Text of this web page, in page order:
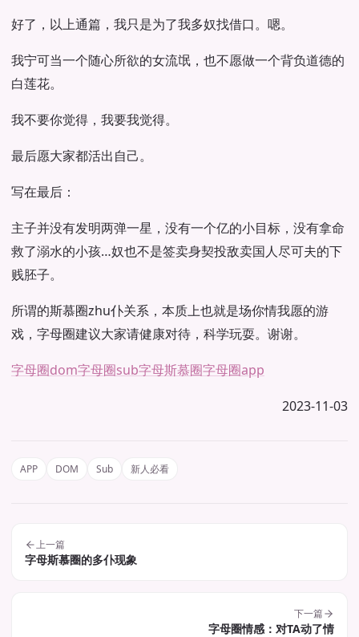
好了，以上通篇，我只是为了我多奴找借口。嗯。
我宁可当一个随心所欲的女流氓，也不愿做一个背负道德的
白莲花。
我不要你觉得，我要我觉得。
最后愿大家都活出自己。
写在最后：
主子并没有发明两弹一星，没有一个亿的小目标，没有拿命
救了溺水的小孩…奴也不是签卖身契投敌卖国人尽可夫的下
贱胚子。
所谓的斯慕圈zhu仆关系，本质上也就是场你情我愿的游
戏，字母圈建议大家请健康对待，科学玩耍。谢谢。
字母圈dom字母圈sub字母斯慕圈字母圈app
2023-11-03
APP DOM Sub 新人必看
上一篇
字母斯慕圈的多仆现象
下一篇
字母圈情感：对TA动了情